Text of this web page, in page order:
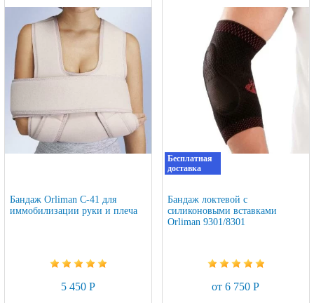
Бандаж Orliman C-41 для
иммобилизации руки и плеча
5 450 Р
Бесплатная
доставка
Бандаж локтевой с
силиконовыми вставками
Orliman 9301/8301
от 6 750 Р